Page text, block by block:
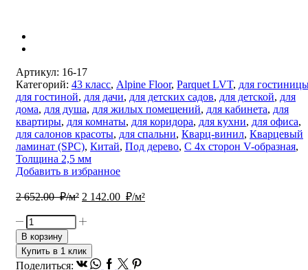
Артикул: 16-17
Категорий: 43 класс, Alpine Floor, Parquet LVT, для
для гостиной, для дачи, для детских садов, для детской, для
дома, для душа, для жилых помещений, для кабинета, для
квартиры, для комнаты, для коридора, для кухни, для офиса,
для салонов красоты, для спальни, Кварц-винил, Кварцевый
ламинат (SPC), Китай, Под дерево, С 4х сторон V-образная,
Толщина 2,5 мм
Добавить в избранное
2 652.00₽/м² Первоначальная
составляла
652.00
₽/
2 142.00 ₽/м²Текущая
Количество
товара
Кварц
виниловая
В корзину
Купить в 1 клик
Поделиться: Vk Whatsapp
Facebook
TwitterPinterest